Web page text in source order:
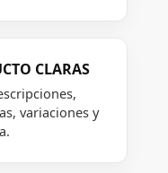
CLARAS
variaciones y